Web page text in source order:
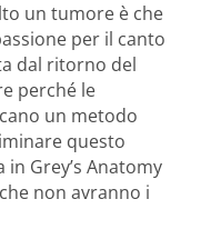
un tumore è che
per il canto
dal ritorno del
perché le
un metodo
questo
Grey’s Anatomy
non avranno i